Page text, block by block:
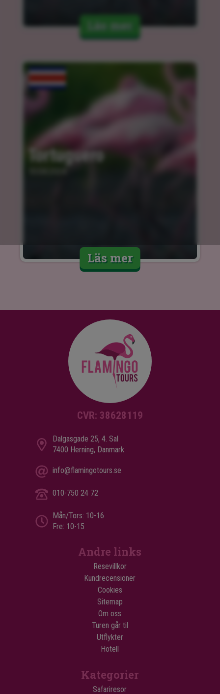
Läs mer
Tortuguero
Läs mer
CVR: 38628119
Dalgasgade 25, 4. Sal
7400 Herning, Danmark
info@flamingotours.se
010-750 24 72
Mån/Tors: 10-16
Fre: 10-15
Andre links
Resevillkor
Kundrecensioner
Cookies
Sitemap
Om oss
Turen går til
Utflykter
Hotell
Kategorier
Safariresor